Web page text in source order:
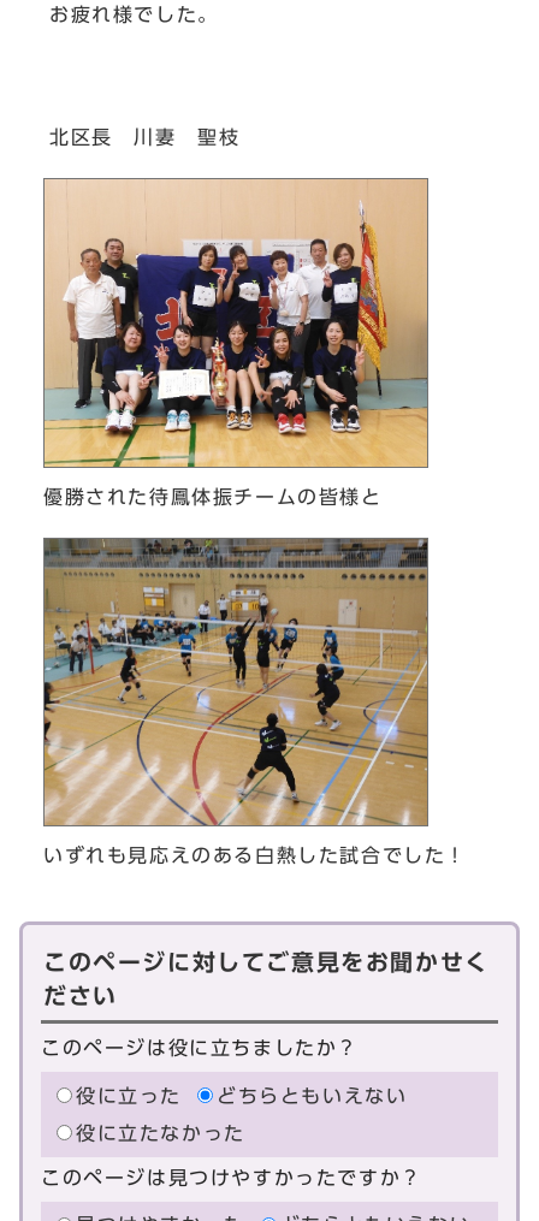
お疲れ様でした。
北区長 川妻 聖枝
優勝された待鳳体振チームの皆様と
いずれも見応えのある白熱した試合でした！
このページに対してご意見をお聞かせく
ださい
このページは役に立ちましたか？
役に立った
どちらともいえない
役に立たなかった
このページは見つけやすかったですか？